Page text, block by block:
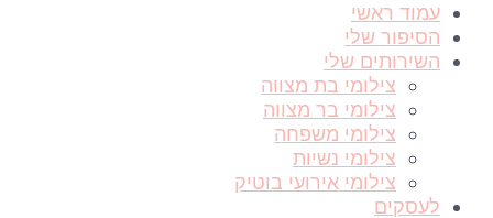
עמוד ראשי
הסיפור שלי
השירותים שלי
צילומי בת מצווה
צילומי בר מצווה
צילומי משפחה
צילומי נשיות
צילומי אירועי בוטיק
לעסקים